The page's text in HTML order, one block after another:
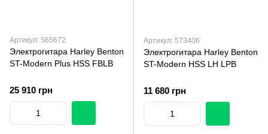
Артикул: 565672
Электрогитара Harley Benton
ST-Modern Plus HSS FBLB
25 910 грн
Артикул: 573406
Электрогитара Harley Benton
ST-Modern HSS LH LPB
11 680 грн